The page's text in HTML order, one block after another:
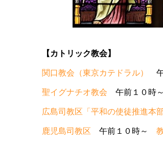
【カトリック教会】
関口教会（東京カテドラル） 午
聖イグナチオ教会 午前１０時～
広島司教区「平和の使徒推進本部
鹿児島司教区 午前１０時～